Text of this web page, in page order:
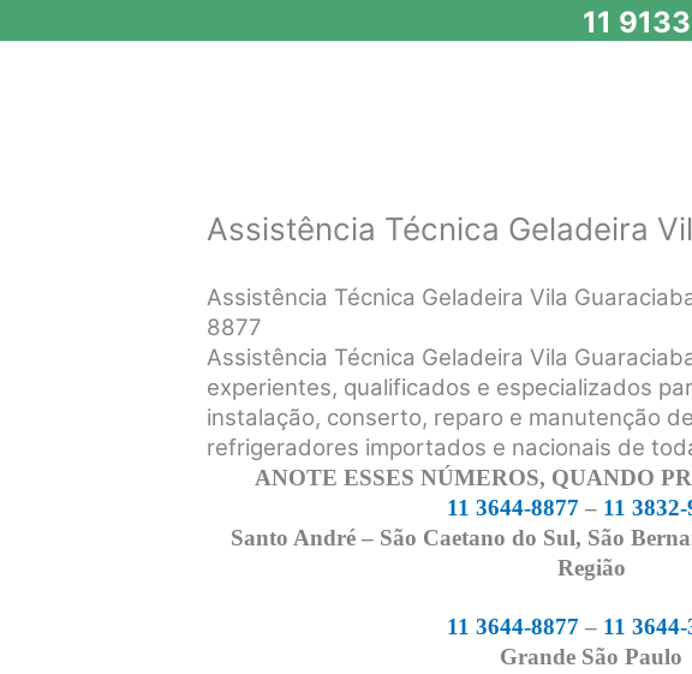
11
Assistência Técnica Geladeira
Assistência Técnica Geladeira Vila
8877
Assistência Técnica Geladeira Vila
experientes, qualificados e especializados
instalação, conserto, reparo e manutenção
refrigeradores importados e nacionais de
ANOTE ESSES NÚMEROS, QUANDO
11 3644-8877 – 11
Santo André – São Caetano do Sul, São
Região
11 3644-8877 – 11
Grande São Paulo